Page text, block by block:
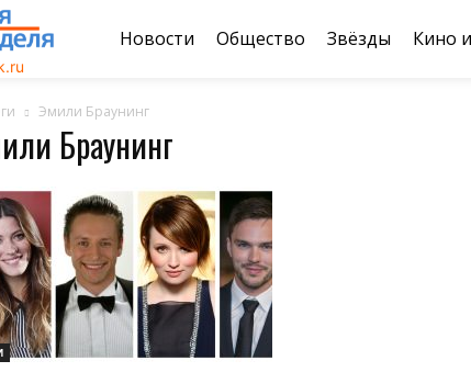
Новости Общество Звёзды Кино
Эмили Браунинг
Браунинг